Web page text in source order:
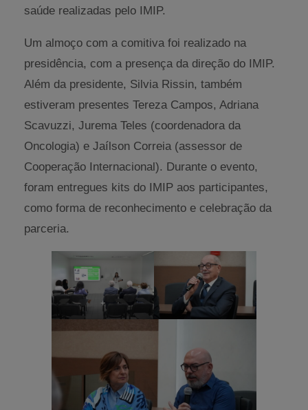
saúde realizadas pelo IMIP.
Um almoço com a comitiva foi realizado na
presidência, com a presença da direção do IMIP.
Além da presidente, Silvia Rissin, também
estiveram presentes Tereza Campos, Adriana
Scavuzzi, Jurema Teles (coordenadora da
Oncologia) e Jaílson Correia (assessor de
Cooperação Internacional). Durante o evento,
foram entregues kits do IMIP aos participantes,
como forma de reconhecimento e celebração da
parceria.
+